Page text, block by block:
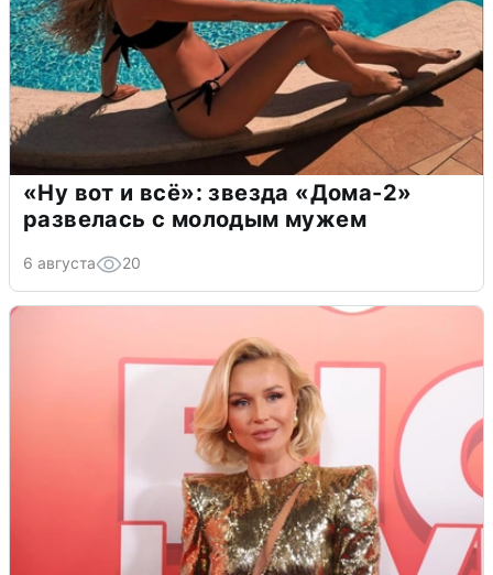
«Ну вот и всё»: звезда «Дома-2»
развелась с молодым мужем
6 августа 20